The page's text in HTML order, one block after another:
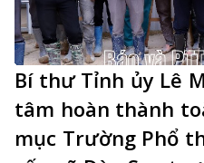
Bí thư Tỉnh ủy Lê
tâm hoàn thành
mục Trường Phổ